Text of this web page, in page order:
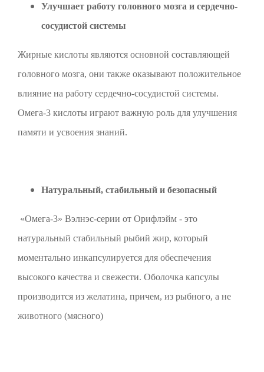
Улучшает работу головного мозга и сердечно-
сосудистой системы
Жирные кислоты являются основной составляющей
головного мозга, они также оказывают положительное
влияние на работу сердечно-сосудистой системы.
Омега-3 кислоты играют важную роль для улучшения
памяти и усвоения знаний.
Натуральный, стабильный и безопасный
«Омега-3» Вэлнэс-серии от Орифлэйм - это
натуральный стабильный рыбий жир, который
моментально инкапсулируется для обеспечения
высокого качества и свежести. Оболочка капсулы
производится из желатина, причем, из рыбного, а не
животного (мясного)